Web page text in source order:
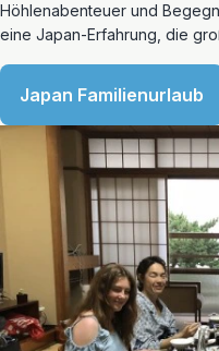
Höhlenabenteuer und
eine Japan-Erfahrung, die
Japan Familienurlaub